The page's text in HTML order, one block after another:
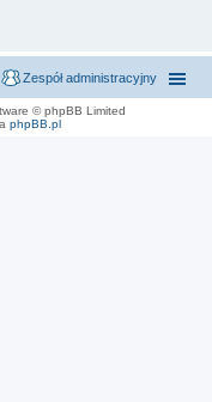
Zespół administracyjny
© phpBB Limited
phpBB.pl